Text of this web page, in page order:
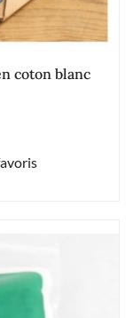
coton blanc